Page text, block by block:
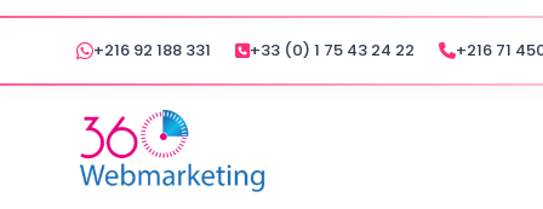
+216 92 188 331 +33 (0) 1 75 43 24 22 +216 71